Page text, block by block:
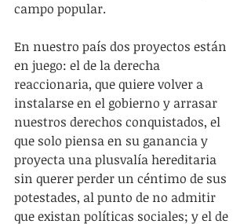
campo popular.
En nuestro país dos proyectos están
en juego: el de la derecha
reaccionaria, que quiere volver a
instalarse en el gobierno y arrasar
nuestros derechos conquistados, el
que solo piensa en su ganancia y
proyecta una plusvalía hereditaria
sin querer perder un céntimo de sus
potestades, al punto de no admitir
que existan políticas sociales; y el de